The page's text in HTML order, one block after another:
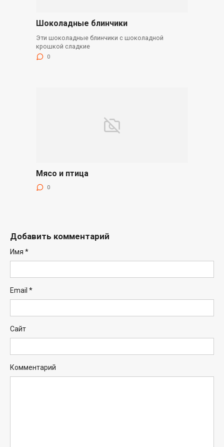
Шоколадные блинчики
Эти шоколадные блинчики с шоколадной
крошкой сладкие
0
Мясо и птица
0
Добавить комментарий
Имя *
Email *
Сайт
Комментарий